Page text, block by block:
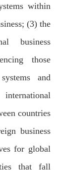
within
(3) the
business
those
and
countries
business
for global
that fall